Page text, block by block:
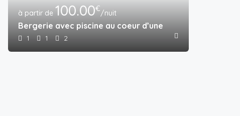
100.00€/nuit
Bergerie avec piscine au coeur d’une exploitation
1 1 2